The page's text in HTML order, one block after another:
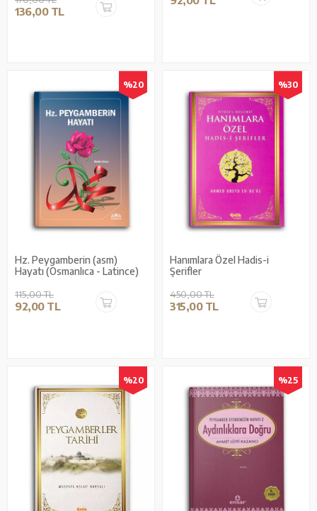
136,00 TL
%20
Hz. Peygamberin (asm)
Hayatı (Osmanlıca - Latince)
115,00 TL
92,00 TL
%30
Hanımlara Özel Hadis-i
Şerifler
450,00 TL
315,00 TL
%20 %25